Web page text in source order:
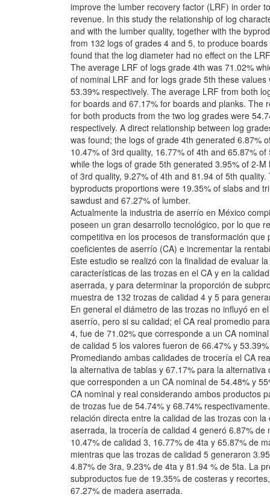
improve the lumber recovery factor (LRF) in order
revenue. In this study the relationship of log
and with the lumber quality, together with the
from 132 logs of grades 4 and 5, to produce
found that the log diameter had no effect on the
The average LRF of logs grade 4th was 71.02%
of nominal LRF and for logs grade 5th these values
53.39% respectively. The average LRF from both
for boards and 67.17% for boards and planks. The
for both products from the two log grades were
respectively. A direct relationship between log
was found; the logs of grade 4th generated 6.87%
10.47% of 3rd quality, 16.77% of 4th and 65.87%
while the logs of grade 5th generated 3.95% of 2-M
of 3rd quality, 9.27% of 4th and 81.94 of 5th
byproducts proportions were 19.35% of slabs and
sawdust and 67.27% of lumber.
Actualmente la industria de aserrío en México
poseen un gran desarrollo tecnológico, por lo que
competitiva en los procesos de transformación que
coeficientes de aserrío (CA) e incrementar la
Este estudio se realizó con la finalidad de evaluar
características de las trozas en el CA y en la
aserrada, y para determinar la proporción de
muestra de 132 trozas de calidad 4 y 5 para
En general el diámetro de las trozas no influyó en
aserrío, pero si su calidad; el CA real promedio
4, fue de 71.02% que corresponde a un CA
de calidad 5 los valores fueron de 66.47% y
Promediando ambas calidades de trocería el CA
la alternativa de tablas y 67.17% para la
que corresponden a un CA nominal de 54.48% y
CA nominal y real considerando ambos productos
de trozas fue de 54.74% y 68.74%
relación directa entre la calidad de las trozas con
aserrada, la trocería de calidad 4 generó 6.87% de
10.47% de calidad 3, 16.77% de 4ta y 65.87% de
mientras que las trozas de calidad 5 generaron
4.87% de 3ra, 9.23% de 4ta y 81.94 % de 5ta. La
subproductos fue de 19.35% de costeras y
67.27% de madera aserrada.